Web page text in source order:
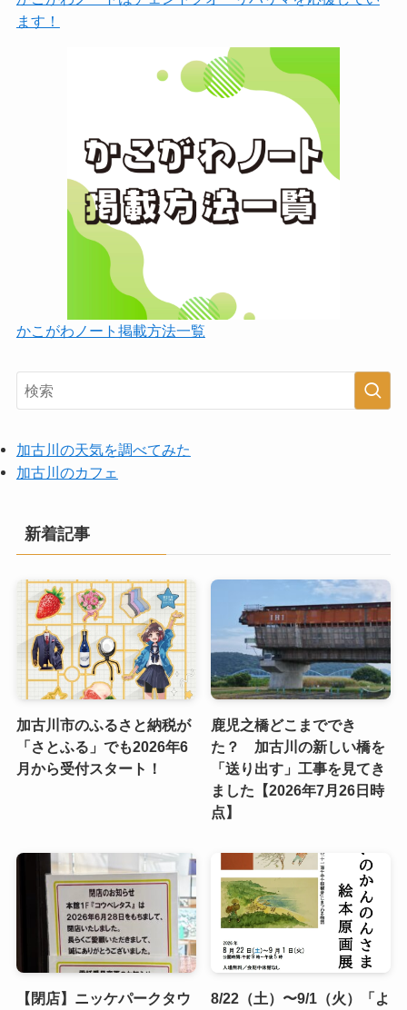
ます！
かこがわノート掲載方法一覧
加古川の天気を調べてみた
加古川のカフェ
新着記事
加古川市のふるさと納税が
「さとふる」でも2026年6
月から受付スタート！
鹿児之橋どこまででき
た？ 加古川の新しい橋を
「送り出す」工事を見てき
ました【2026年7月26日時
点】
【閉店】ニッケパークタウ
8/22（土）〜9/1（火）「よ